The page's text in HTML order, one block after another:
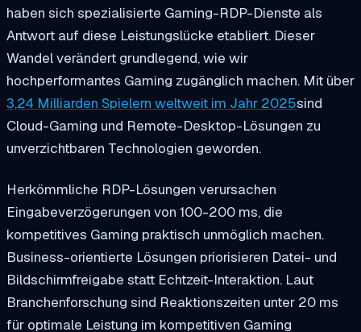
haben sich spezialisierte Gaming-RDP-Dienste als
Antwort auf diese Leistungslücke etabliert. Dieser
Wandel verändert grundlegend, wie wir
hochperformantes Gaming zugänglich machen. Mit über
3,24 Milliarden Spielern weltweit im Jahr 2025sind
Cloud-Gaming und Remote-Desktop-Lösungen zu
unverzichtbaren Technologien geworden.
Herkömmliche RDP-Lösungen verursachen
Eingabeverzögerungen von 100-200 ms, die
kompetitives Gaming praktisch unmöglich machen.
Business-orientierte Lösungen priorisieren Datei- und
Bildschirmfreigabe statt Echtzeit-Interaktion. Laut
Branchenforschung sind Reaktionszeiten unter 20 ms
für optimale Leistung im kompetitiven Gaming